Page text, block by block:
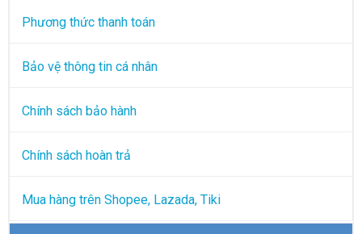
Phương thức thanh toán
Bảo vệ thông tin cá nhân
Chính sách bảo hành
Chính sách hoàn trả
Mua hàng trên Shopee, Lazada, Tiki